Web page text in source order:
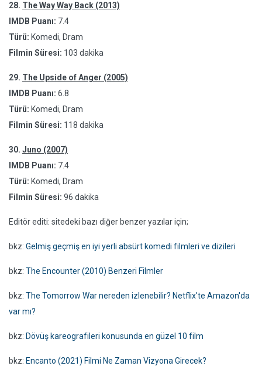
28. The Way Way Back (2013)
IMDB Puanı: 7.4
Türü: Komedi, Dram
Filmin Süresi: 103 dakika
29. The Upside of Anger (2005)
IMDB Puanı: 6.8
Türü: Komedi, Dram
Filmin Süresi: 118 dakika
30. Juno (2007)
IMDB Puanı: 7.4
Türü: Komedi, Dram
Filmin Süresi: 96 dakika
Editör editi: sitedeki bazı diğer benzer yazılar için;
bkz: Gelmiş geçmiş en iyi yerli absürt komedi filmleri ve dizileri
bkz: The Encounter (2010) Benzeri Filmler
bkz: The Tomorrow War nereden izlenebilir? Netflix'te Amazon'da
var mı?
bkz: Dövüş kareografileri konusunda en güzel 10 film
bkz: Encanto (2021) Filmi Ne Zaman Vizyona Girecek?